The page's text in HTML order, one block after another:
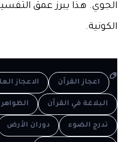
الجوي. هذا يبرز عمق
الكونية.
اعجاز القرآن الاعجاز
البلاغة في القرآن الظواهر
تدرج الضوء دوران الأرض